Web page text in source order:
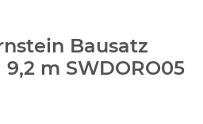
Bausatz
m SWDORO05